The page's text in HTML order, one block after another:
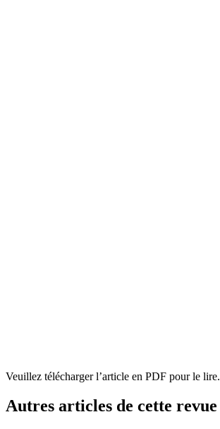
Veuillez télécharger l’article en PDF pour le lire.
Autres articles de cette revue